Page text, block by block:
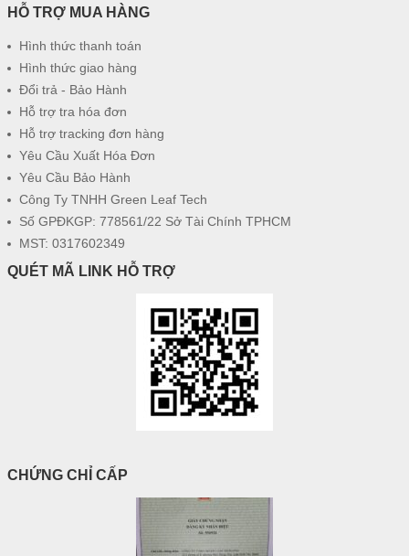
HỖ TRỢ MUA HÀNG
Hình thức thanh toán
Hình thức giao hàng
Đổi trả - Bảo Hành
Hỗ trợ tra hóa đơn
Hỗ trợ tracking đơn hàng
Yêu Cầu Xuất Hóa Đơn
Yêu Cầu Bảo Hành
Công Ty TNHH Green Leaf Tech
Số GPĐKGP: 778561/22 Sở Tài Chính TPHCM
MST: 0317602349
QUÉT MÃ LINK HỖ TRỢ
CHỨNG CHỈ CẤP